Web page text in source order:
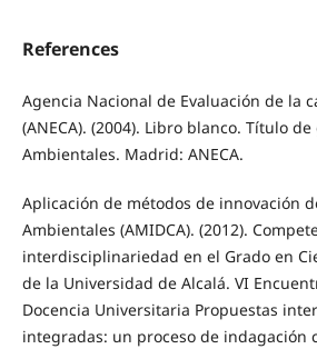
References
Agencia Nacional de Evaluación de la
(ANECA). (2004). Libro blanco. Título
Ambientales. Madrid: ANECA.
Aplicación de métodos de innovación
Ambientales (AMIDCA). (2012).
interdisciplinariedad en el Grado en
de la Universidad de Alcalá. VI
Docencia Universitaria Propuestas
integradas: un proceso de indagación